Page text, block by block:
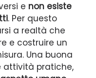
e non esiste
. Per questo
a realtà che
e costruire un
Una buona
attività pratiche,